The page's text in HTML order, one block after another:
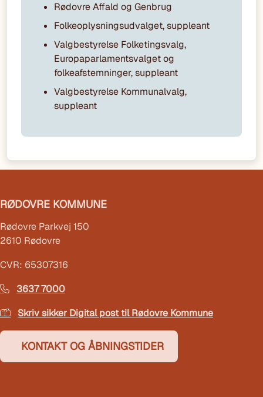
Rødovre Affald og Genbrug
Folkeoplysningsudvalget, suppleant
Valgbestyrelse Folketingsvalg,
Europaparlamentsvalget og
folkeafstemninger, suppleant
Valgbestyrelse Kommunalvalg,
suppleant
RØDOVRE KOMMUNE
Rødovre Parkvej 150
2610 Rødovre
CVR: 65307316
3637 7000
Skriv sikker Digital post til Rødovre Kommune
KONTAKT OG ÅBNINGSTIDER